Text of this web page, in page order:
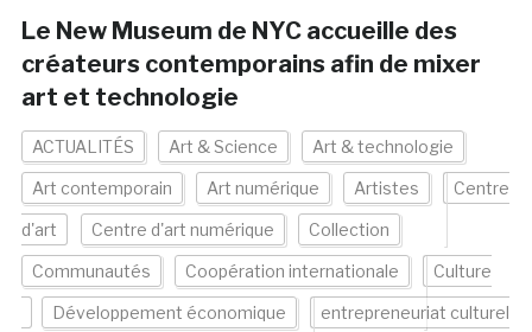
Le New Museum de NYC accueille des
créateurs contemporains afin de mixer
art et technologie
ACTUALITÉS Art & Science Art & technologie
Art contemporain Art numérique Artistes Centre
d'art Centre d'art numérique Collection
Communautés Coopération internationale Culture
Développement économique entrepreneuriat culturel